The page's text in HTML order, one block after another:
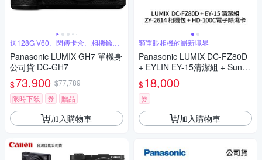
送128G V60、閃傳卡盒、相機鑰匙
圈
Panasonic LUMIX GH7 單機身
公司貨 DC-GH7
$73,900 $77,789
限時下殺
券 贈品
加入購物車
類單眼相機的嶄新境界
Panasonic LUMIX DC-FZ80D
+ EYLIN EY-15清潔組 + SunLi
ght ZY-2614相機包 + EirMai 銳
瑪 HD-100C電子除濕卡 FZ80
D (公司貨)
$18,000
券
加入購物車